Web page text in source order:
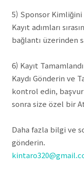
5) Sponsor Kimliğini
Kayıt adımları
bağlantı üzerinden
6) Kayıt Tamamlandı
Kaydı Gönderin ve
kontrol edin,
sonra size özel bir
Daha fazla bilgi ve
gönderin.